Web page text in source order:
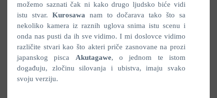
možemo saznati čak ni kako drugo ljudsko biće vidi
istu stvar. Kurosawa nam to dočarava tako što sa
nekoliko kamera iz raznih uglova snima istu scenu i
onda nas pusti da ih sve vidimo. I mi doslovce vidimo
različite stvari kao što akteri priče zasnovane na prozi
japanskog pisca Akutagawe, o jednom te istom
događuju, zločinu silovanja i ubistva, imaju svako
svoju verziju.